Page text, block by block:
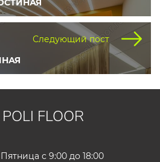
Следующий пост
POLI FLOOR
с 9:00 до 18:00